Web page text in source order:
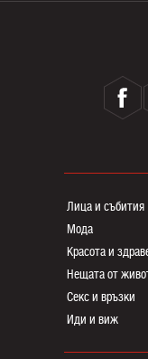
Лица и събития
Мода
Красота и
Нещата от
Секс и връзки
Иди и виж